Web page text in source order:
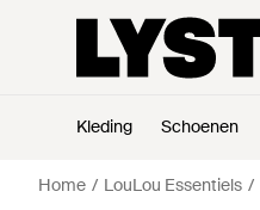
Kleding Schoenen
Home LouLou Essentiels